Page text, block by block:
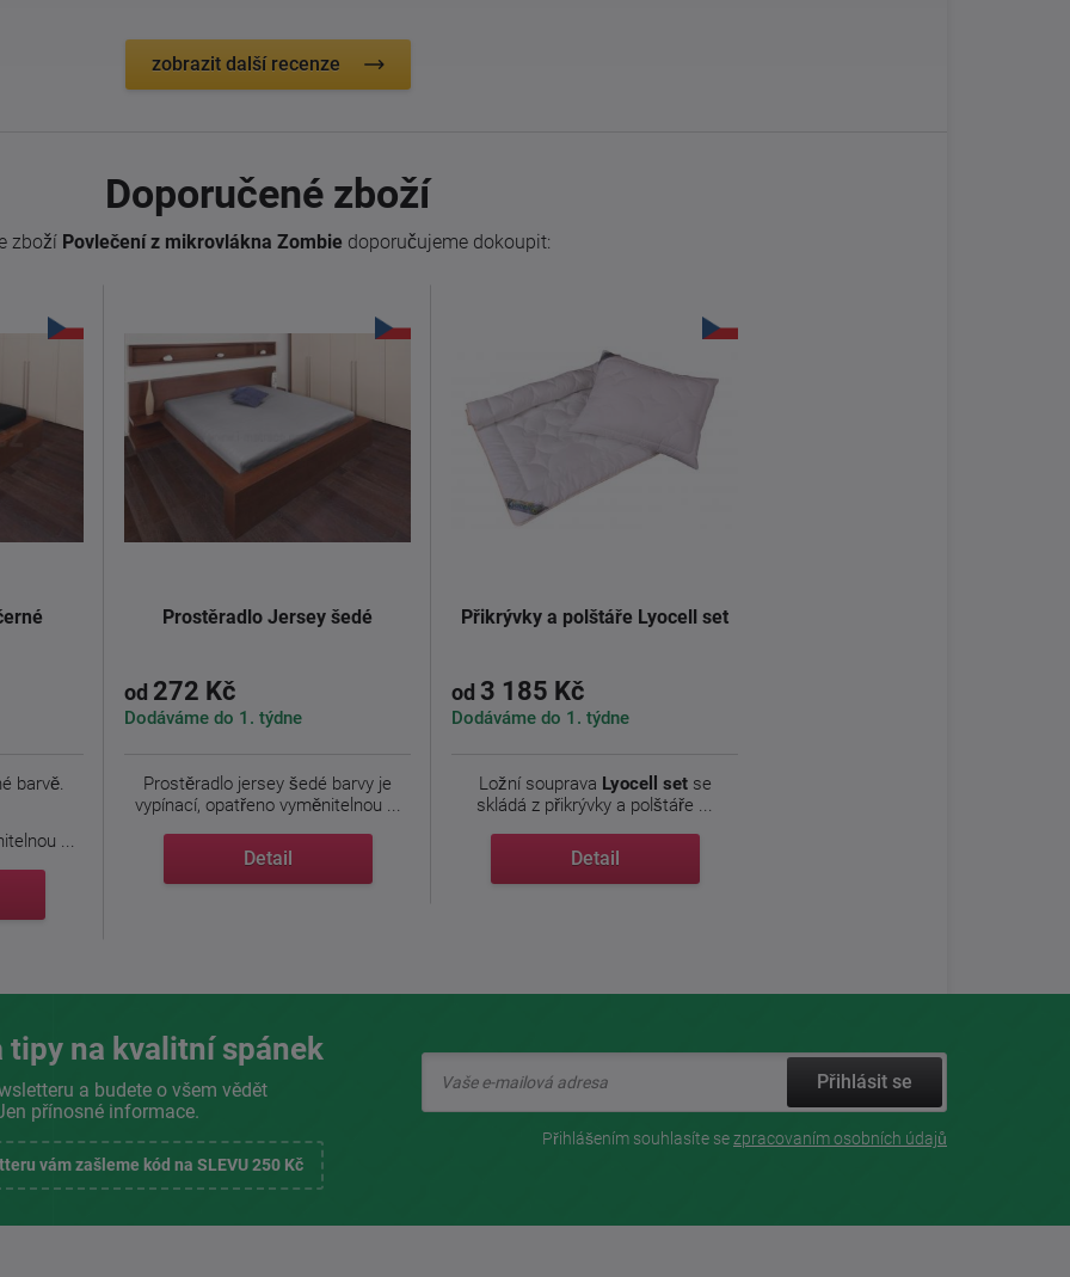
zobrazit další recenze
Doporučené zboží
zboží Povlečení z mikrovlákna Zombie doporučujeme dokoupit:
barvě.
...
Prostěradlo Jersey šedé
od 272 Kč
Dodáváme do 1. týdne
Prostěradlo jersey šedé barvy je
vypínací, opatřeno vyměnitelnou ...
Detail
Přikrývky a polštáře Lyocell set
od 3 185 Kč
Dodáváme do 1. týdne
Ložní souprava Lyocell setse
skládá z přikrývky a polštáře ...
Detail
tipy na kvalitní spánek
a budete o všem vědět
přínosné informace.
vám zašleme kód na SLEVU 250 Kč
Přihlásit se
Přihlášením souhlasíte sezpracovaním osobních údajů